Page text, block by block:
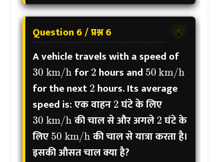
💡
Question 6 / प्रश्न 6
A vehicle travels with a speed of
30km/h
for
2
hours and
50km/h
for the next
2
hours. Its average
speed is:एक वाहन
2
घंटे के लिए
30km/h
की चाल से और अगले
2
घंटे के
लिए
50km/h
की चाल से यात्रा करता है।
इसकी औसत चाल क्या है?